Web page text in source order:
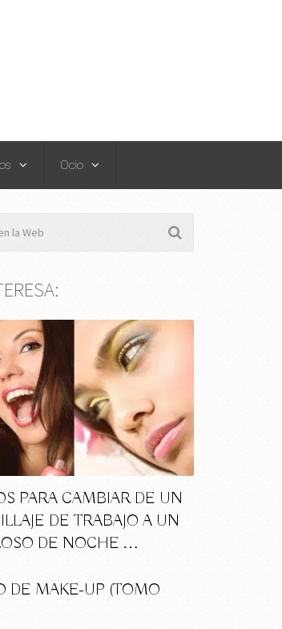
Ocio
PARA CAMBIAR DE UN
DE TRABAJO A UN
DE NOCHE …
DE MAKE-UP (TOMO